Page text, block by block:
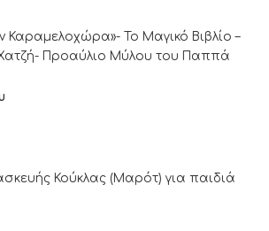
Καραμελοχώρα»- Το Μαγικό Βιβλίο –
Προαύλιο Μύλου του Παππά
Κούκλας (Μαρότ) για παιδιά